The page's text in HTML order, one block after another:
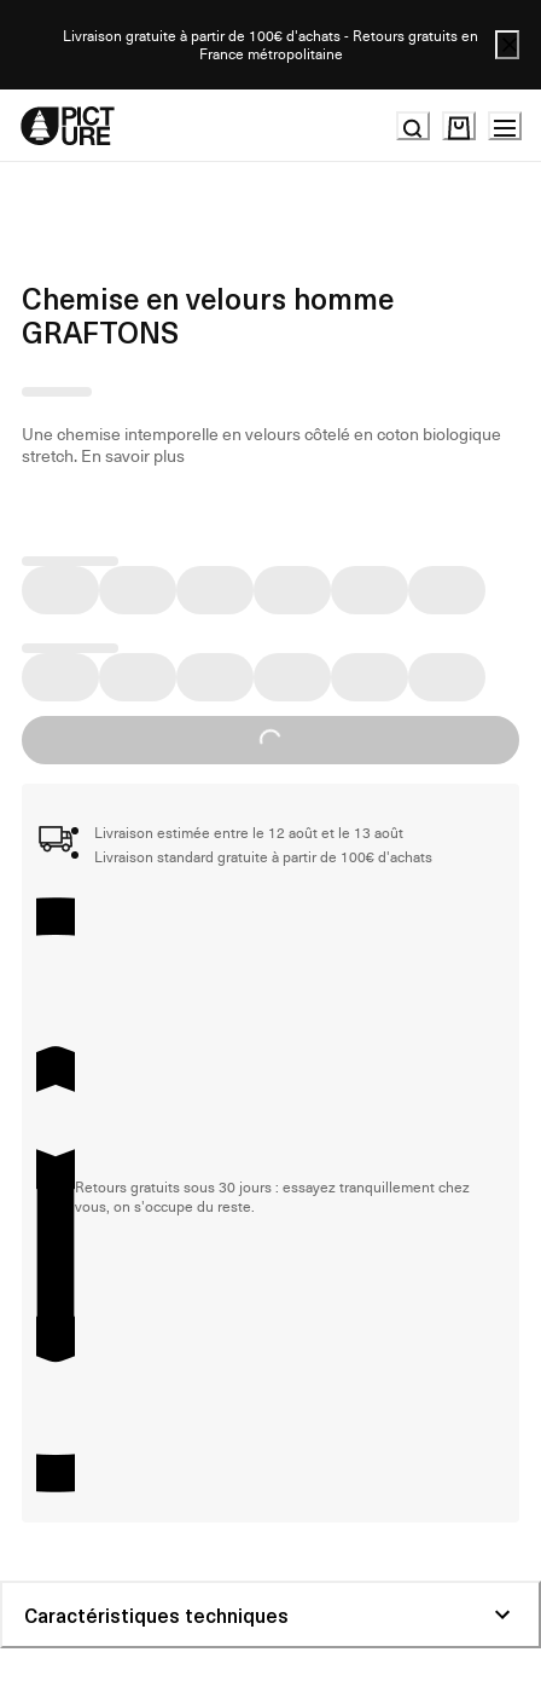
Livraison gratuite à partir de 100€ d'achats - Retours gratuits en
France métropolitaine
Chemise en velours homme
GRAFTONS
Une chemise intemporelle en velours côtelé en coton biologique
stretch.En savoir plus
Loading...
Livraison estimée entre le 12 août et le 13 août
Livraison standard gratuite à partir de 100€ d'achats
Retours gratuits sous 30 jours : essayez tranquillement chez
vous, on s'occupe du reste.
Caractéristiques techniques